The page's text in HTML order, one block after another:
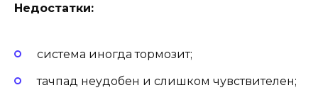
Недостатки:
система иногда тормозит;
тачпад неудобен и слишком чувствителен;